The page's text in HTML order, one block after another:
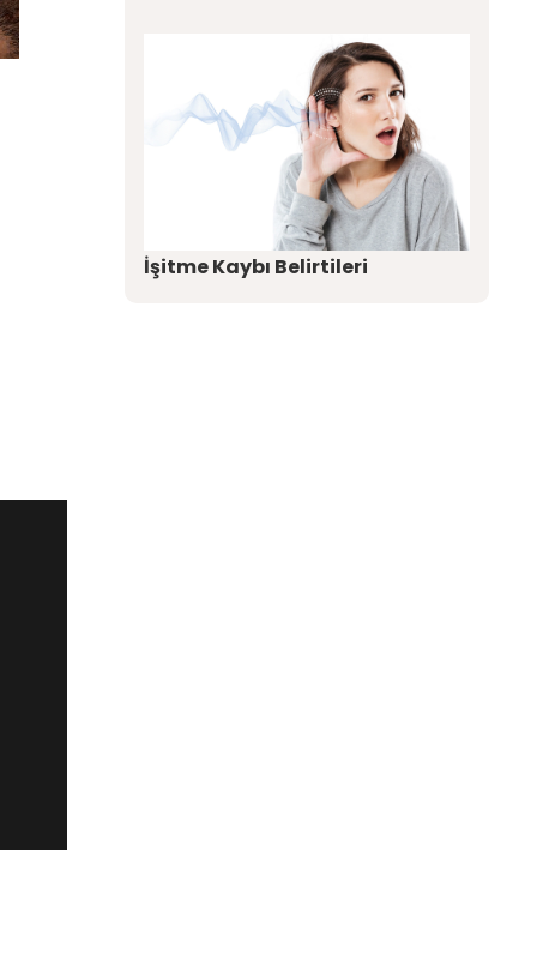
İşitme Kaybı Belirtileri